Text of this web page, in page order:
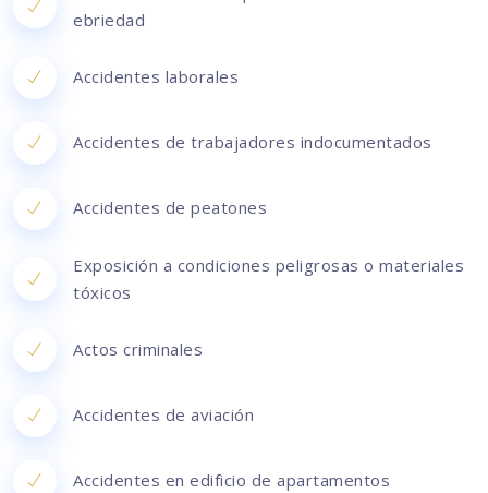
ebriedad
Accidentes laborales
Accidentes de trabajadores indocumentados
Accidentes de peatones
Exposición a condiciones peligrosas o materiales
tóxicos
Actos criminales
Accidentes de aviación
Accidentes en edificio de apartamentos